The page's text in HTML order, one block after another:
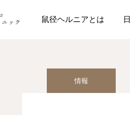
鼠径ヘルニアとは
院長コラム 情報
情報